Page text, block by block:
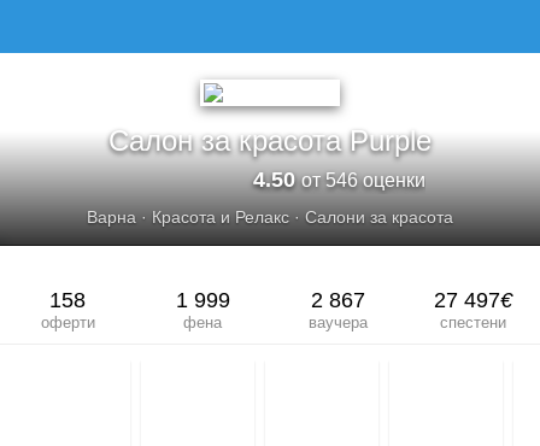
Салон за красота Purple
4.50от 546 оценки
Варна · Красота и Релакс · Салони за красота
158
оферти
1 999
фена
2 867
ваучера
27 497€
спестени